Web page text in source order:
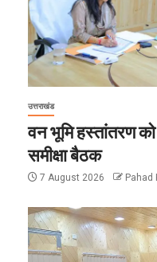
उत्तराखंड
वन भूमि हस्तांतरण
समीक्षा बैठक
7 August 2026 Pahad